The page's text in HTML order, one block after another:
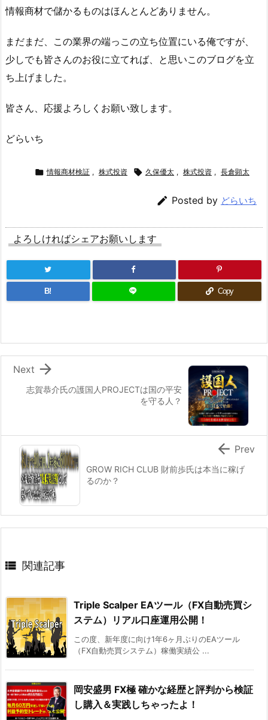
情報商材で儲かるものはほんとんどありません。
まだまだ、この業界の端っこの立ち位置にいる俺ですが、
少しでも皆さんのお役に立てれば、と思いこのブログを立
ち上げました。
皆さん、応援よろしくお願い致します。
どらいち
 情報商材検証 , 株式投資  久保優太 , 株式投資 , 長倉顕太
 Posted by どらいち
よろしければシェアお願いします
B! Copy
志賀恭介氏の護国人PROJECTは国の平安
を守る人？

Next
GROW RICH CLUB 財前歩氏は本当に稼げ
るのか？
 Prev
 関連記事
Triple Scalper EAツール（FX自動売買シ
ステム）リアル口座運用公開！
この度、新年度に向け1年6ヶ月ぶりのEAツール
（FX自動売買システム）稼働実績公 ...
岡安盛男 FX極 確かな経歴と評判から検証
し購入＆実践しちゃったよ！